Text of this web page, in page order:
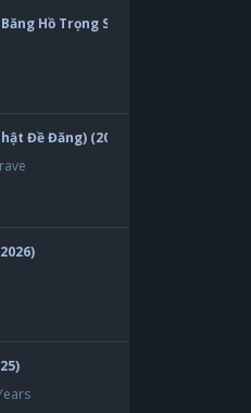
Hồ Trọng Sinh (2026)
Đề Đăng) (2026)